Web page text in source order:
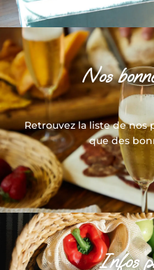
Nos
Retrouvez la liste de
que des
Infos